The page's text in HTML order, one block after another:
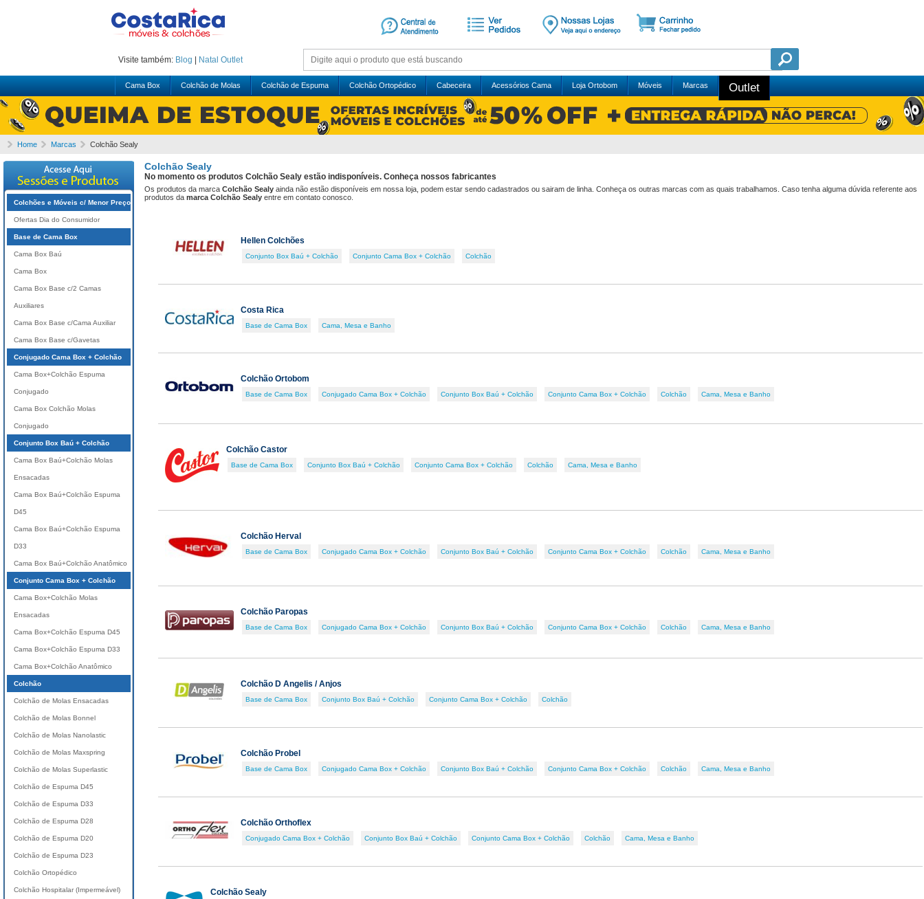
Visite também: Blog Natal Outlet
Cama Box Colchão de Molas Colchão de Espuma Colchão Ortopédico Cabeceira Acessórios Cama Loja Ortobom Móveis Marcas Outlet
Home Marcas Colchão Sealy
Colchão Sealy
No momento os produtos Colchão Sealy estão indisponíveis. Conheça nossos fabricantes
Os produtos da marca Colchão Sealy ainda não estão disponíveis em nossa loja, podem estar sendo cadastrados ou sairam de linha. Conheça os outras marcas com as quais trabalhamos. Caso tenha alguma dúvida referente aos
produtos da marca Colchão Sealy entre em contato conosco.
Hellen Colchões
Conjunto Box Baú + Colchão Conjunto Cama Box + Colchão Colchão
Costa Rica
Base de Cama Box Cama, Mesa e Banho
Colchão Ortobom
Base de Cama Box Conjugado Cama Box + Colchão Conjunto Box Baú + Colchão Conjunto Cama Box + Colchão Colchão Cama, Mesa e Banho
Colchão Castor
Base de Cama Box Conjunto Box Baú + Colchão Conjunto Cama Box + Colchão Colchão Cama, Mesa e Banho
Colchão Herval
Base de Cama Box Conjugado Cama Box + Colchão Conjunto Box Baú + Colchão Conjunto Cama Box + Colchão Colchão Cama, Mesa e Banho
Colchão Paropas
Base de Cama Box Conjugado Cama Box + Colchão Conjunto Box Baú + Colchão Conjunto Cama Box + Colchão Colchão Cama, Mesa e Banho
Colchão D Angelis / Anjos
Base de Cama Box Conjunto Box Baú + Colchão Conjunto Cama Box + Colchão Colchão
Colchão Probel
Base de Cama Box Conjugado Cama Box + Colchão Conjunto Box Baú + Colchão Conjunto Cama Box + Colchão Colchão Cama, Mesa e Banho
Colchão Orthoflex
Conjugado Cama Box + Colchão Conjunto Box Baú + Colchão Conjunto Cama Box + Colchão Colchão Cama, Mesa e Banho
Colchão Sealy
Colchões e Móveis c/ Menor Preço
Ofertas Dia do Consumidor
Base de Cama Box
Cama Box Baú
Cama Box
Cama Box Base c/2 Camas
Auxiliares
Cama Box Base c/Cama Auxiliar
Cama Box Base c/Gavetas
Conjugado Cama Box + Colchão
Cama Box+Colchão Espuma
Conjugado
Cama Box Colchão Molas
Conjugado
Conjunto Box Baú + Colchão
Cama Box Baú+Colchão Molas
Ensacadas
Cama Box Baú+Colchão Espuma
D45
Cama Box Baú+Colchão Espuma
D33
Cama Box Baú+Colchão Anatômico
Conjunto Cama Box + Colchão
Cama Box+Colchão Molas
Ensacadas
Cama Box+Colchão Espuma D45
Cama Box+Colchão Espuma D33
Cama Box+Colchão Anatômico
Colchão
Colchão de Molas Ensacadas
Colchão de Molas Bonnel
Colchão de Molas Nanolastic
Colchão de Molas Maxspring
Colchão de Molas Superlastic
Colchão de Espuma D45
Colchão de Espuma D33
Colchão de Espuma D28
Colchão de Espuma D20
Colchão de Espuma D23
Colchão Ortopédico
Colchão Hospitalar (Impermeável)